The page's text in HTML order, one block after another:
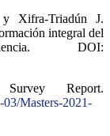
y Xifra-Triadún J.
integral del
DOI:
Report.
Masters-2021-